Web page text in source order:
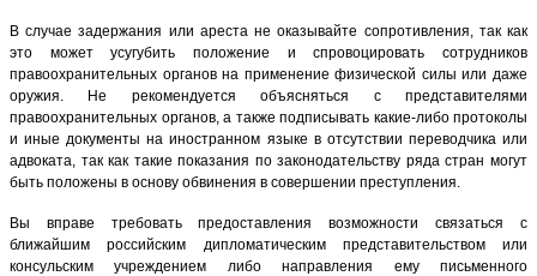
В случае задержания или ареста не оказывайте сопротивления, так как
это может усугубить положение и спровоцировать сотрудников
правоохранительных органов на применение физической силы или даже
оружия. Не рекомендуется объясняться с представителями
правоохранительных органов, а также подписывать какие-либо протоколы
и иные документы на иностранном языке в отсутствии переводчика или
адвоката, так как такие показания по законодательству ряда стран могут
быть положены в основу обвинения в совершении преступления.
Вы вправе требовать предоставления возможности связаться с
ближайшим российским дипломатическим представительством или
консульским учреждением либо направления ему письменного